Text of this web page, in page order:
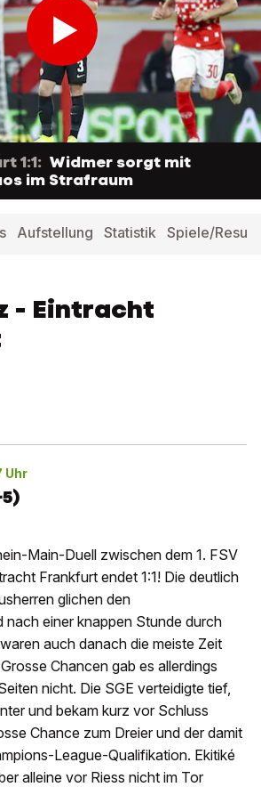
1:1: Widmer sorgt mit
im Strafraum
Aufstellung Statistik Spiele/
- Eintracht
Uhr
Main-Duell zwischen dem 1. FSV
Frankfurt endet 1:1! Die deutlich
glichen den
nach einer knappen Stunde durch
auch danach die meiste Zeit
Chancen gab es allerdings
nicht. Die SGE verteidigte tief,
und bekam kurz vor Schluss
Chance zum Dreier und der damit
League-Qualifikation. Ekitiké
alleine vor Riess nicht im Tor